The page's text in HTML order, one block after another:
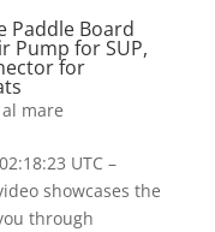
Paddle Board
Pump for SUP,
for
mare
UTC –
showcases the
through